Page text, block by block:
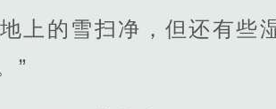
上的雪扫净，但还有些
”